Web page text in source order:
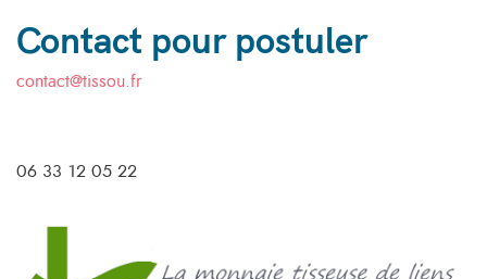
Contact pour postuler
contact@tissou.fr
06 33 12 05 22